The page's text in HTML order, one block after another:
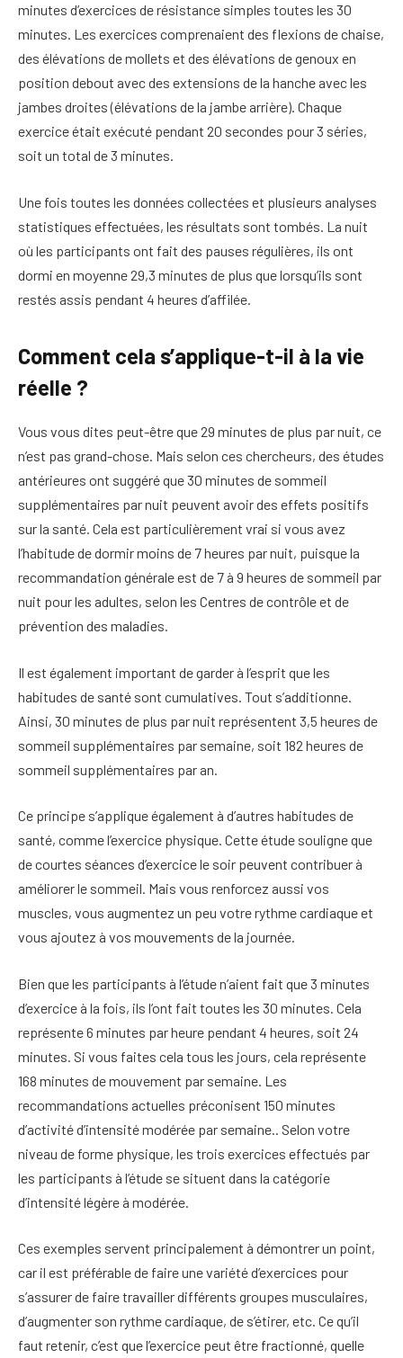
minutes d’exercices de résistance simples toutes les 30
minutes. Les exercices comprenaient des flexions de chaise,
des élévations de mollets et des élévations de genoux en
position debout avec des extensions de la hanche avec les
jambes droites (élévations de la jambe arrière). Chaque
exercice était exécuté pendant 20 secondes pour 3 séries,
soit un total de 3 minutes.
Une fois toutes les données collectées et plusieurs analyses
statistiques effectuées, les résultats sont tombés. La nuit
où les participants ont fait des pauses régulières, ils ont
dormi en moyenne 29,3 minutes de plus que lorsqu’ils sont
restés assis pendant 4 heures d’affilée.
Comment cela s’applique-t-il à la vie
réelle ?
Vous vous dites peut-être que 29 minutes de plus par nuit, ce
n’est pas grand-chose. Mais selon ces chercheurs, des études
antérieures ont suggéré que 30 minutes de sommeil
supplémentaires par nuit peuvent avoir des effets positifs
sur la santé. Cela est particulièrement vrai si vous avez
l’habitude de dormir moins de 7 heures par nuit, puisque la
recommandation générale est de 7 à 9 heures de sommeil par
nuit pour les adultes, selon les Centres de contrôle et de
prévention des maladies.
Il est également important de garder à l’esprit que les
habitudes de santé sont cumulatives. Tout s’additionne.
Ainsi, 30 minutes de plus par nuit représentent 3,5 heures de
sommeil supplémentaires par semaine, soit 182 heures de
sommeil supplémentaires par an.
Ce principe s’applique également à d’autres habitudes de
santé, comme l’exercice physique. Cette étude souligne que
de courtes séances d’exercice le soir peuvent contribuer à
améliorer le sommeil. Mais vous renforcez aussi vos
muscles, vous augmentez un peu votre rythme cardiaque et
vous ajoutez à vos mouvements de la journée.
Bien que les participants à l’étude n’aient fait que 3 minutes
d’exercice à la fois, ils l’ont fait toutes les 30 minutes. Cela
représente 6 minutes par heure pendant 4 heures, soit 24
minutes. Si vous faites cela tous les jours, cela représente
168 minutes de mouvement par semaine. Les
recommandations actuelles préconisent 150 minutes
d’activité d’intensité modérée par semaine.
. Selon votre
niveau de forme physique, les trois exercices effectués par
les participants à l’étude se situent dans la catégorie
d’intensité légère à modérée.
Ces exemples servent principalement à démontrer un point,
car il est préférable de faire une variété d’exercices pour
s’assurer de faire travailler différents groupes musculaires,
d’augmenter son rythme cardiaque, de s’étirer, etc. Ce qu’il
faut retenir, c’est que l’exercice peut être fractionné, quelle